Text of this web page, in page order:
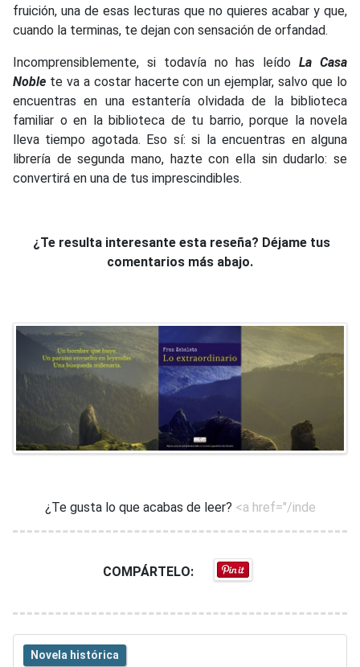
fruición, una de esas lecturas que no quieres acabar y que,
cuando la terminas, te dejan con sensación de orfandad.
Incomprensiblemente, si todavía no has leídoLa Casa
Noble te va a costar hacerte con un ejemplar, salvo que lo
encuentras en una estantería olvidada de la biblioteca
familiar o en la biblioteca de tu barrio, porque la novela
lleva tiempo agotada. Eso sí: si la encuentras en alguna
librería de segunda mano, hazte con ella sin dudarlo: se
convertirá en una de tus imprescindibles.
¿Te resulta interesante esta reseña? Déjame tus
comentarios más abajo.
¿Te gusta lo que acabas de leer? <a href="/inde
COMPÁRTELO:
Novela histórica